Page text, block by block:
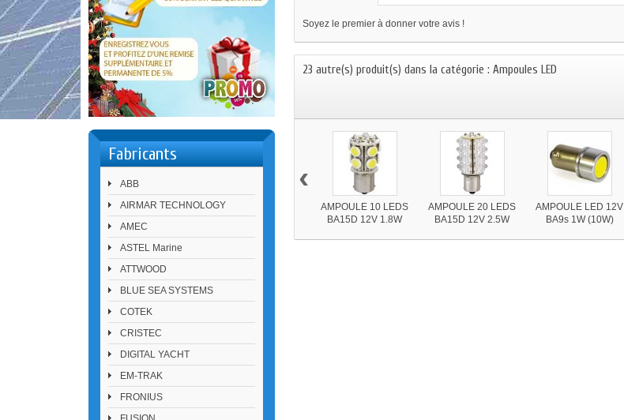
Fabricants
ABB
AIRMAR TECHNOLOGY
AMEC
ASTEL Marine
ATTWOOD
BLUE SEA SYSTEMS
COTEK
CRISTEC
DIGITAL YACHT
EM-TRAK
FRONIUS
Soyez le premier à donner votre avis !
23 autre(s) produit(s) dans la catégorie : Ampoules LED
AMPOULE 10 LEDS
BA15D 12V 1.8W
AMPOULE 20 LEDS
BA15D 12V 2.5W
AMPOULE LED 12V
BA9s 1W (10W)
‹